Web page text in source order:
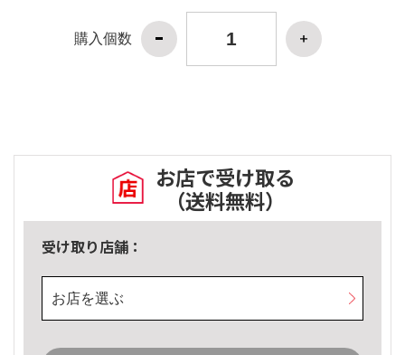
購入個数
お店で受け取る
（送料無料）
受け取り店舗：
お店を選ぶ